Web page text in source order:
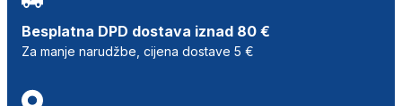
Besplatna DPD dostava iznad 80 €
Za manje narudžbe, cijena dostave 5 €